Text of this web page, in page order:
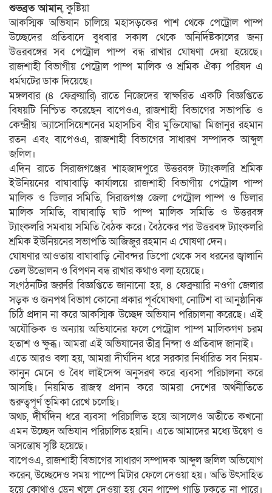
শুভব্রত আমান, কুষ্টিয়া
আকস্মিক অভিযান চালিয়ে মহাসড়কের পাশ থেকে পেট্রোল পাম্প
উচ্ছেদের প্রতিবাদে বুধবার সকাল থেকে অনির্দিষ্টকালের জন্য
উত্তরবঙ্গের সব পেট্রোল পাম্প বন্ধ রাখার ঘোষণা দেয়া হয়েছে।
রাজশাহী বিভাগীয় পেট্রোল পাম্প মালিক ও শ্রমিক ঐক্য পরিষদ এ
ধর্মঘটের ডাক দিয়েছে।
মঙ্গলবার (৪ ফেব্রুয়ারি) রাতে নিজেদের স্বাক্ষরিত একটি বিজ্ঞপ্তিতে
বিষয়টি নিশ্চিত করেছেন বাপেওএ, রাজশাহী বিভাগের সভাপতি ও
কেন্দ্রীয় অ্যাসোসিয়েশনের মহাসচিব বীর মুক্তিযোদ্ধা মিজানুর রহমান
রতন এবং বাপেওএ, রাজশাহী বিভাগের সাধারণ সম্পাদক আব্দুল
জলিল।
এদিন রাতে সিরাজগঞ্জের শাহজাদপুরে উত্তরবঙ্গ ট্যাংকলরি শ্রমিক
ইউনিয়নের বাঘাবাড়ি কার্যালয়ে রাজশাহী বিভাগীয় পেট্রোল পাম্প
মালিক ও ডিলার সমিতি, সিরাজগঞ্জ জেলা পেট্রোল পাম্প ও ডিলার
মালিক সমিতি, বাঘাবাড়ি ঘাট পাম্প মালিক সমিতি ও উত্তরবঙ্গ
ট্যাংকলরি সমবায় সমিতি বৈঠক করে। বৈঠকের পর উত্তরবঙ্গ ট্যাংকলরি
শ্রমিক ইউনিয়নের সভাপতি আজিজুর রহমান এ ঘোষণা দেন।
ঘোষণার আওতায় বাঘাবাড়ি নৌবন্দর ডিপো থেকে সব ধরনের জ্বালানি
তেল উত্তোলন ও বিপণন বন্ধ রাখার কথাও বলা হয়েছে।
সংগঠনটির জরুরি বিজ্ঞপ্তিতে জানানো হয়, ৪ ফেব্রুয়ারি নওগাঁ জেলার
সড়ক ও জনপথ বিভাগ কোনো প্রকার পূর্বঘোষণা, নোটিশ বা আনুষ্ঠানিক
চিঠি প্রদান না করে আকস্মিক উচ্ছেদ অভিযান পরিচালনা করেছে। এই
অযৌক্তিক ও অন্যায় অভিযানের ফলে পেট্রোল পাম্প মালিকগণ চরম
হতাশ ও ক্ষুব্ধ। আমরা এই অভিযানের তীব্র নিন্দা ও প্রতিবাদ জানাই।
এতে আরও বলা হয়, আমরা দীর্ঘদিন ধরে সরকার নির্ধারিত সব নিয়ম-
কানুন মেনে ও বৈধ লাইসেন্স অনুসরণ করে ব্যবসা পরিচালনা করে
আসছি। নিয়মিত রাজস্ব প্রদান করে আমরা দেশের অর্থনীতিতে
গুরুত্বপূর্ণ ভূমিকা রেখে চলেছি।
অথচ, দীর্ঘদিন ধরে ব্যবসা পরিচালিত হয়ে আসলেও অতীতে কখনো
এমন উচ্ছেদ অভিযান পরিচালিত হয়নি। এতে আমাদের মধ্যে উদ্বেগ ও
অসন্তোষ সৃষ্টি হয়েছে।
বাপেওএ, রাজশাহী বিভাগের সাধারণ সম্পাদক আব্দুল জলিল অভিযোগ
করেন, উচ্ছেদেও সময় পাম্পে মিটার ফেলে দেওয়া হয়। অতি উৎসাহিত
হয়ে কোথাও ড্রেন খুলে দেওয়া হয় যেন পাম্পে গাড়ি ঢুকতে না পারে।